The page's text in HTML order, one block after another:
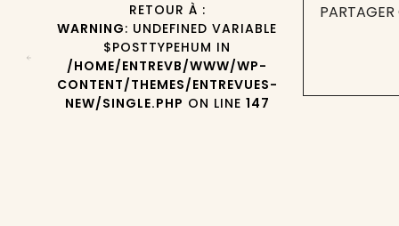
RETOUR À :
WARNING: UNDEFINED VARIABLE
$POSTTYPEHUM IN
/HOME/ENTREVB/WWW/WP-
CONTENT/THEMES/ENTREVUES-
NEW/SINGLE.PHP ON LINE 147